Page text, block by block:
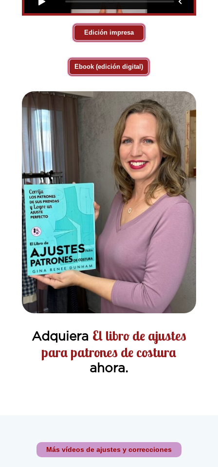
Edición impresa
Ebook (edición digital)
Adquiera El libro de ajustes
para patrones de costura
ahora.
Más vídeos de ajustes y correcciones